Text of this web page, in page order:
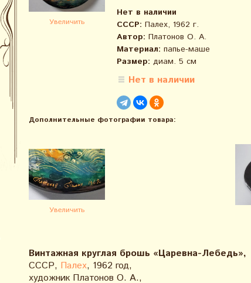
Увеличить
Нет в наличии
СССР: Палех, 1962 г.
Автор: Платонов О. А.
Материал: папье-маше
Размер: диам. 5 см
Нет в наличии
Дополнительные фотографии товара:
Увеличить
Винтажная круглая брошь «Царевна-Лебедь»,
СССР, Палех, 1962 год,
художник Платонов О. А.,